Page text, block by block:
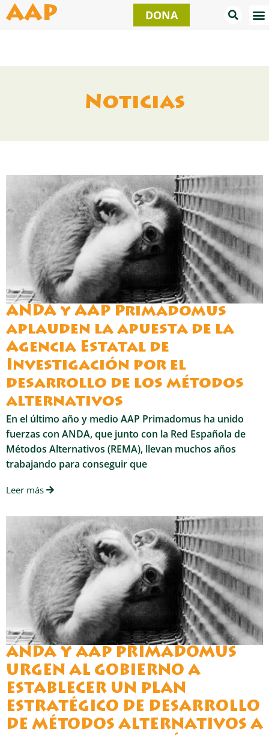
alAAP DONA
Noticias
ANDA y AAP Primadomus
aplauden la apuesta de la
Agencia Estatal de
Investigación por el
desarrollo de los métodos
alternativos
En el último año y medio AAP Primadomus ha unido
fuerzas con ANDA, que junto con la Red Española de
Métodos Alternativos (REMA), llevan muchos años
trabajando para conseguir que
Leer más
ANDA Y AAP PRIMADOMUS
URGEN AL GOBIERNO A
ESTABLECER UN PLAN
ESTRATÉGICO DE DESARROLLO
DE MÉTODOS ALTERNATIVOS A